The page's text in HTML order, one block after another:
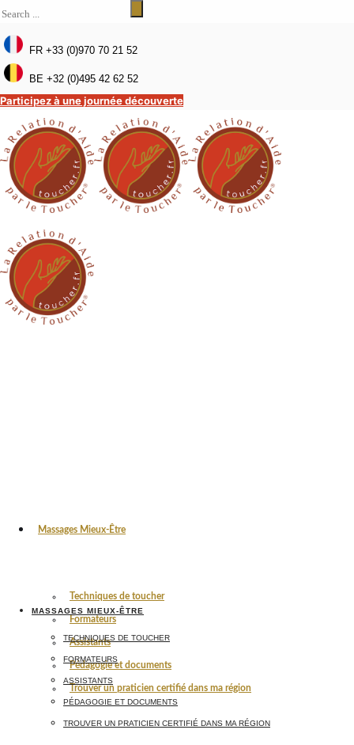
FR +33 (0)970 70 21 52
BE +32 (0)495 42 62 52
Participez à une journée découverte
Massages Mieux-Être
Techniques de toucher
Formateurs
Assistants
Pédagogie et documents
Trouver un praticien certifié dans ma région
MASSAGES MIEUX-ÊTRE
TECHNIQUES DE TOUCHER
FORMATEURS
ASSISTANTS
PÉDAGOGIE ET DOCUMENTS
TROUVER UN PRATICIEN CERTIFIÉ DANS MA RÉGION